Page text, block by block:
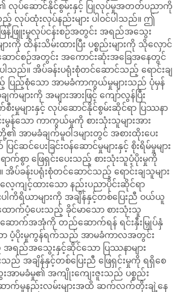
း၏ လုပ်ဆောင်နိုင်စွမ်းနှင့် ပြုလုပ်မှုအတတ်ပညာကို
လုပ်ထုံးလုပ်နည်းများ ပါဝင်ပါသည်။ ဤ
ဖြန့်ဖြူးမှုလုပ်ငန်းစဉ်အတွင်း အရည်အသွေး
ားကို ထိန်းသိမ်းထားပြီး ပစ္စည်းများကို သိုလှောင်
ာင်စဉ်အတွင်း အကောင်းဆုံးအခြေအနေတွင်
ါသည်။ အိပ်ခန်းပရုံးစုံတင်ဆောင်သည့် ရောင်းချ
ပြည့်စုံသော အာမခံကာကွယ်မှုများသည် ပုံမှန်
ားကို အများအားဖြင့် ကျော်လွန်ပြီး
က်စီးမှုများနှင့် လုပ်ဆောင်နိုင်စွမ်းဆိုင်ရာ ပြဿနာ
မွန်သော ကာကွယ်မှုကို စားသုံးသူများအား
အာမခံချက်မူဝါဒများတွင် အစားထိုးပေး
ြင်ဆင်ပေးခြင်းဝန်ဆောင်မှုများနှင့် စိုးရိမ်မှုများ
ာက်စွာ ဖြေရှင်းပေးသည့် စားသုံးသူပံ့ပိုးမှုကို
ပ်ခန်းပရုံးစုံတင်ဆောင်သည့် ရောင်းချသူများ
လေ့ကျင့်ထားသော နည်းပညာပိုင်းဆိုင်ရာ
းပါကိရိယာများကို အချိန်နှင့်တစ်ပြေးညီ ဝယ်ယူ
ောက်ပံ့ပေးသည့် ခိုင်မာသော စားသုံးသူ
ဆောက်အအုံကို တည်ဆောက်ရန် ရင်းနှီးမြှုပ်နှံ
ပံ့ပိုးမှုကွန်ရက်သည် အာမခံကာလအတွင်း
ရည်အသွေးနှင့်ဆိုင်သော ပြဿနာများ
ည် အချိန်နှင့်တစ်ပြေးညီ ဖြေရှင်းမှုကို ရရှိစေ
ာမခံမှု၏ အကျိုးကျေးဇူးသည် ပစ္စည်း
ာက်မှုနည်းလမ်းများအထိ ဆက်လက်တိုးချဲ့နေ